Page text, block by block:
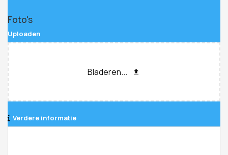
Foto's
Uploaden
Bladeren...
Verdere informatie